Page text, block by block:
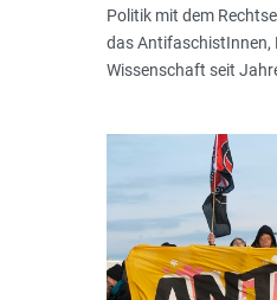
Politik mit dem
das AntifaschistInnen,
Wissenschaft seit